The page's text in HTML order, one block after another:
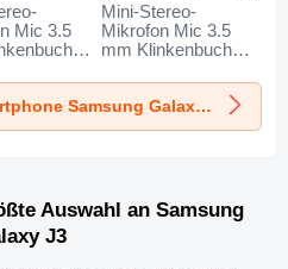
Mic 3.5
Schwarz
Mini-Stereo-
Mikrofon Mic 3.5
mm Klinkenbuchse
Galaxy J3 Schwarz
Mehr Mikrofon für smartphone Samsung Galaxy J3
Auswahl an Samsung
J3